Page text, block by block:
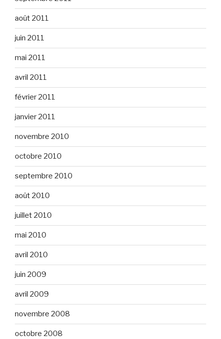
août 2011
juin 2011
mai 2011
avril 2011
février 2011
janvier 2011
novembre 2010
octobre 2010
septembre 2010
août 2010
juillet 2010
mai 2010
avril 2010
juin 2009
avril 2009
novembre 2008
octobre 2008